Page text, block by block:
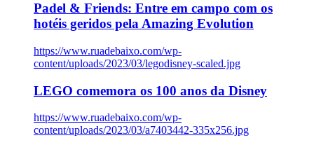
Padel & Friends: Entre em campo com os
hotéis geridos pela Amazing Evolution
https://www.ruadebaixo.com/wp-
content/uploads/2023/03/legodisney-scaled.jpg
LEGO comemora os 100 anos da Disney
https://www.ruadebaixo.com/wp-
content/uploads/2023/03/a7403442-335x256.jpg